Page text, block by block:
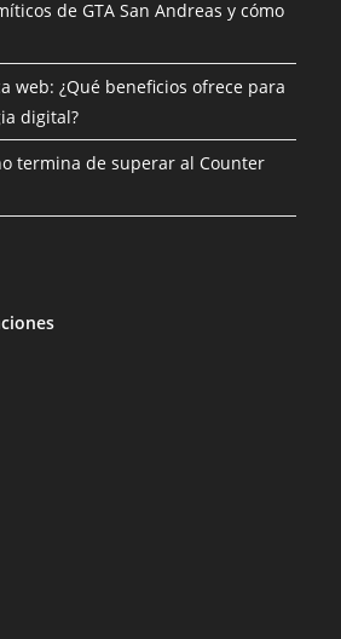
de GTA San Andreas y cómo
web: ¿Qué beneficios ofrece para
digital?
termina de superar al Counter